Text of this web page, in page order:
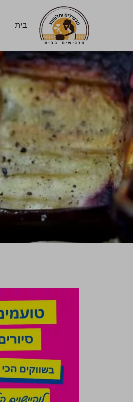
בית